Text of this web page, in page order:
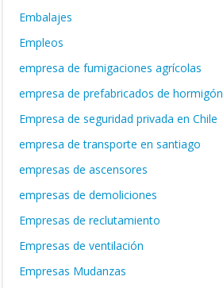
Embalajes
Empleos
empresa de fumigaciones agrícolas
empresa de prefabricados de hormigón
Empresa de seguridad privada en Chile
empresa de transporte en santiago
empresas de ascensores
empresas de demoliciones
Empresas de reclutamiento
Empresas de ventilación
Empresas Mudanzas